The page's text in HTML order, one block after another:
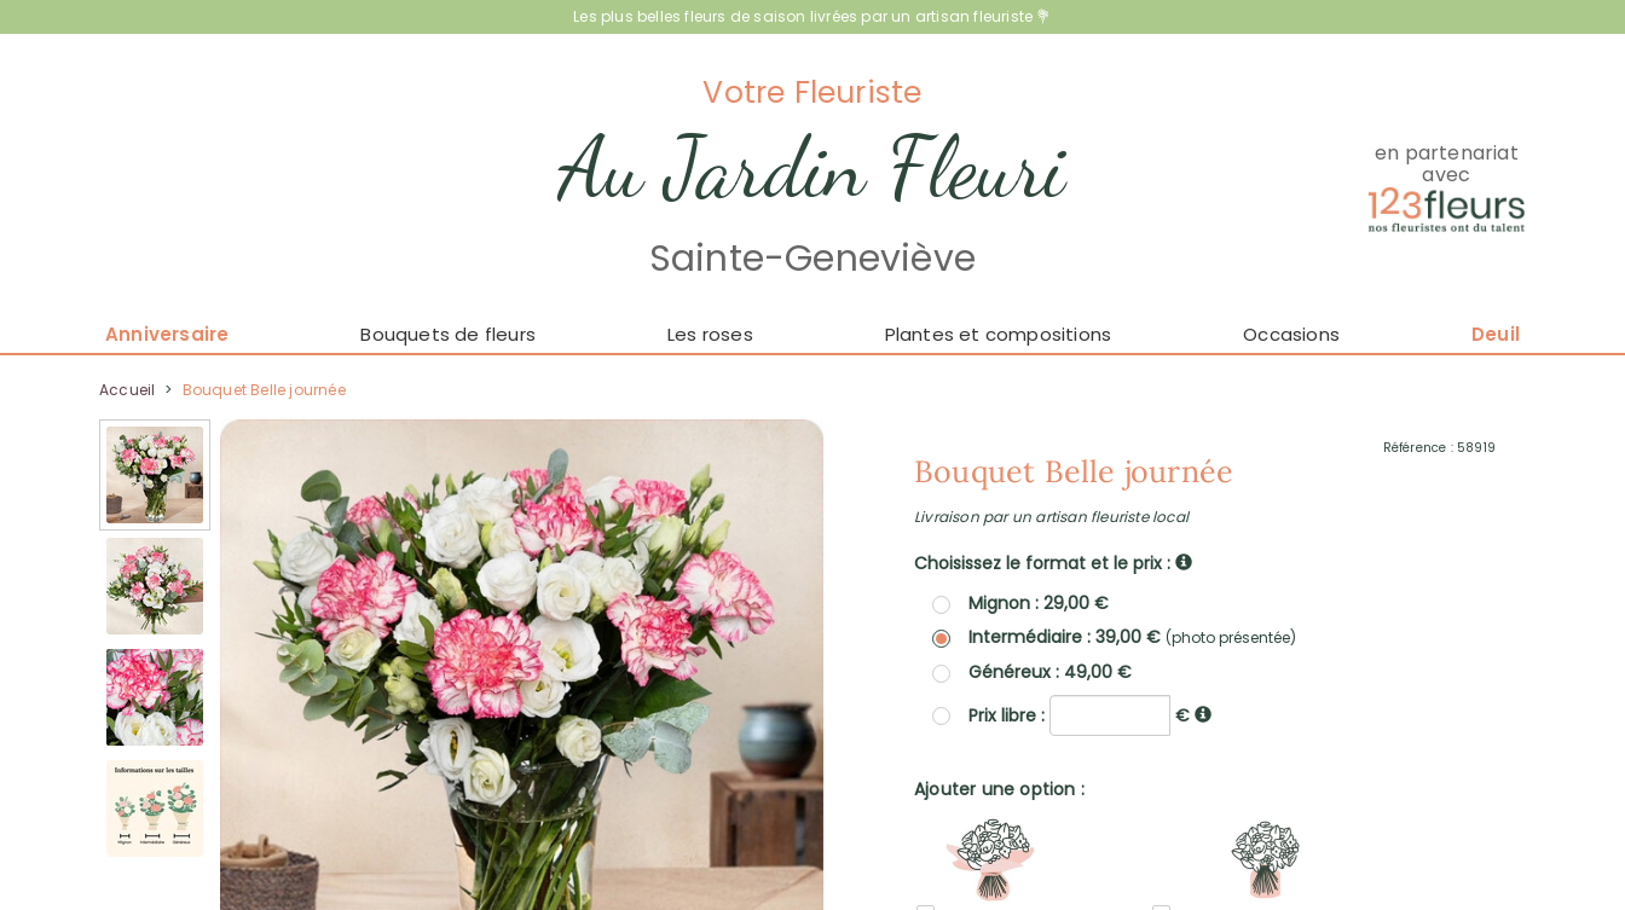
Les plus belles fleurs de saison livrées par un artisan fleuriste 💐
Votre Fleuriste
Au Jardin Fleuri
Sainte-Geneviève
en partenariat
avec
Anniversaire Bouquets de fleurs Les roses Plantes et compositions Occasions Deuil
Accueil > Bouquet Belle journée
Référence : 58919
Bouquet Belle journée
Livraison par un artisan fleuriste local
Choisissez le format et le prix :
Mignon : 29,00 €
Intermédiaire : 39,00 € (photo présentée)
Généreux : 49,00 €
Prix libre :
€
Ajouter une option :